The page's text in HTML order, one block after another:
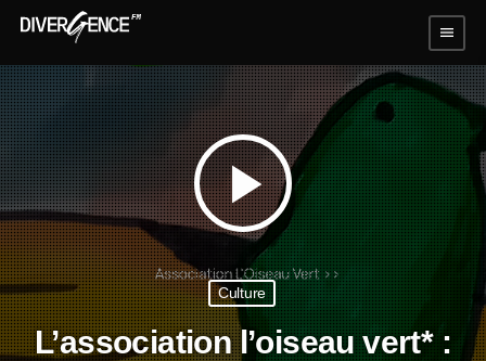
menu
play_arrow
Culture
L’association l’oiseau vert* :